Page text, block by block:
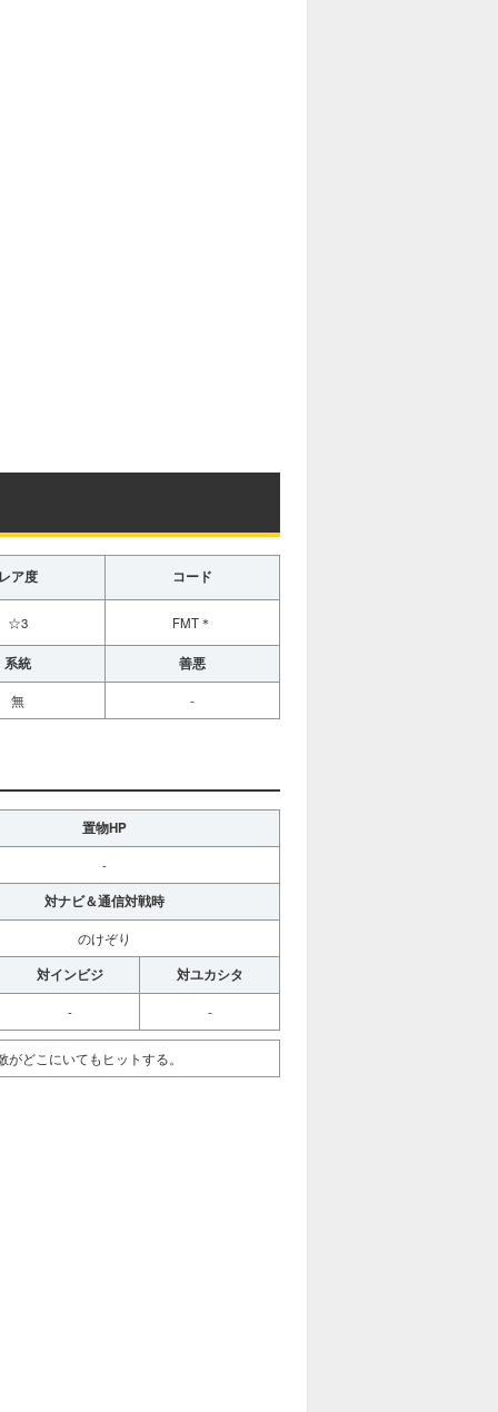
ア度 コード
☆3 FMT＊
系統 善悪
無 -
置物HP
-
対ナビ＆通信対戦時
のけぞり
対インビジ 対ユカシタ
- -
どこにいてもヒットする。